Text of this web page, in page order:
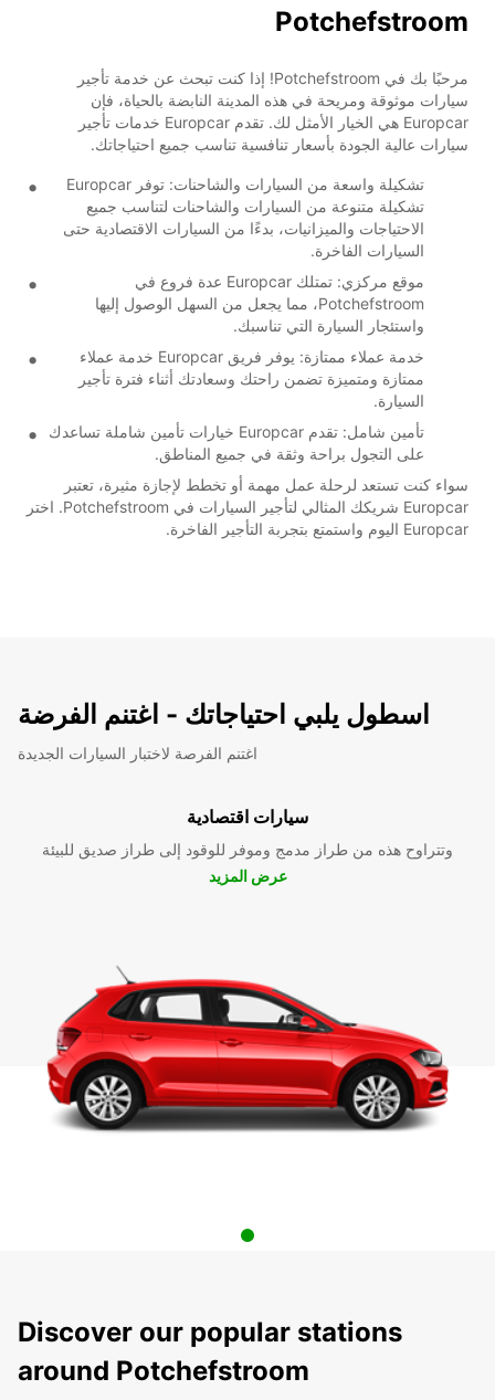
Potchefstroom
مرحبًا بك في Potchefstroom! إذا كنت تبحث عن خدمة تأجير
سيارات موثوقة ومريحة في هذه المدينة النابضة بالحياة، فإن
Europcar هي الخيار الأمثل لك. تقدم Europcar خدمات تأجير
سيارات عالية الجودة بأسعار تنافسية تناسب جميع احتياجاتك.
تشكيلة واسعة من السيارات والشاحنات: توفر Europcar
تشكيلة متنوعة من السيارات والشاحنات لتناسب جميع
الاحتياجات والميزانيات، بدءًا من السيارات الاقتصادية حتى
السيارات الفاخرة.
موقع مركزي: تمتلك Europcar عدة فروع في
Potchefstroom، مما يجعل من السهل الوصول إليها
واستئجار السيارة التي تناسبك.
خدمة عملاء ممتازة: يوفر فريق Europcar خدمة عملاء
ممتازة ومتميزة تضمن راحتك وسعادتك أثناء فترة تأجير
السيارة.
تأمين شامل: تقدم Europcar خيارات تأمين شاملة تساعدك
على التجول براحة وثقة في جميع المناطق.
سواء كنت تستعد لرحلة عمل مهمة أو تخطط لإجازة مثيرة، تعتبر
Europcar شريكك المثالي لتأجير السيارات في Potchefstroom. اختر
Europcar اليوم واستمتع بتجربة التأجير الفاخرة.
اسطول يلبي احتياجاتك - اغتنم الفرضة
اغتنم الفرصة لاختبار السيارات الجديدة
سيارات اقتصادية
وتتراوح هذه من طراز مدمج وموفر للوقود إلى طراز صديق للبيئة
عرض المزيد
Discover our popular stations
around Potchefstroom